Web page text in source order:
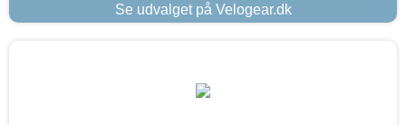
Se udvalget på Velogear.dk